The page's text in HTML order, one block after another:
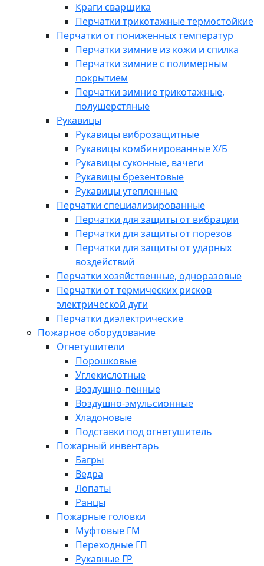
Краги сварщика
Перчатки трикотажные термостойкие
Перчатки от пониженных температур
Перчатки зимние из кожи и спилка
Перчатки зимние с полимерным
покрытием
Перчатки зимние трикотажные,
полушерстяные
Рукавицы
Рукавицы виброзащитные
Рукавицы комбинированные Х/Б
Рукавицы суконные, вачеги
Рукавицы брезентовые
Рукавицы утепленные
Перчатки специализированные
Перчатки для защиты от вибрации
Перчатки для защиты от порезов
Перчатки для защиты от ударных
воздействий
Перчатки хозяйственные, одноразовые
Перчатки от термических рисков
электрической дуги
Перчатки диэлектрические
Пожарное оборудование
Огнетушители
Порошковые
Углекислотные
Воздушно-пенные
Воздушно-эмульсионные
Хладоновые
Подставки под огнетушитель
Пожарный инвентарь
Багры
Ведра
Лопаты
Ранцы
Пожарные головки
Муфтовые ГМ
Переходные ГП
Рукавные ГР